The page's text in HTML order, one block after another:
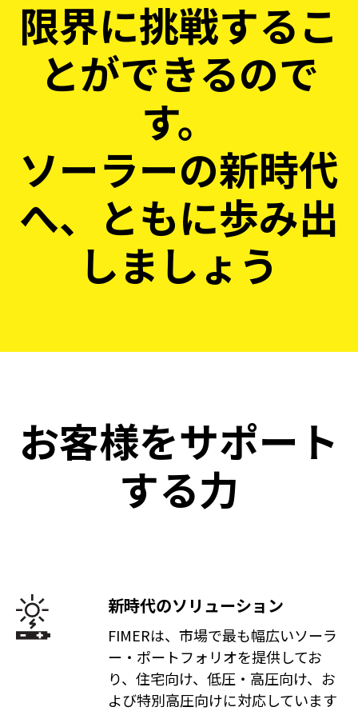
限界に挑戦するこ
とができるので
す。
ソーラーの新時代
へ、ともに歩み出
しましょう
お客様をサポート
する力
新時代のソリューション
FIMERは、市場で最も幅広いソーラ
ー・ポートフォリオを提供してお
り、住宅向け、低圧・高圧向け、お
よび特別高圧向けに対応しています